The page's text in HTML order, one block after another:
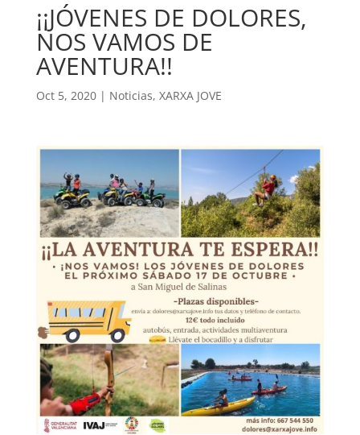
¡¡JÓVENES DE DOLORES,
NOS VAMOS DE
AVENTURA!!
Oct 5, 2020| Noticias, XARXA JOVE